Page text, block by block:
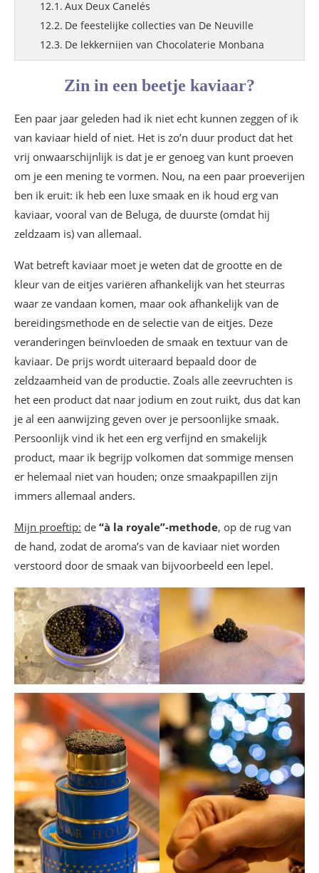
Aux Deux Canelés
De feestelijke collecties van De Neuville
De lekkernijen van Chocolaterie Monbana
‘Noël Merveilleux’ collectie door Réauté
Chocolat
De kerstcollectie van Delacre
La Maison du Chocolat
De chocoladeslakken van het huis Lanvin
De kerststronken (Bûches de Noël)
De ijstronken van l’Atelier des Glaces Van Den
Casteele
De kerststronk van Hôtel Waldorf Astoria
Versailles – Trianon Palace
Martin
De Bûches van Hugo & Victor
Kerstdrankjes
Kerstthee en infusies
Le Palais des Thés
Kerstcollectie door Compagnie Coloniale
Champagne en mousserende wijnen
Zoete wijnen
GASTRONOMIE KERSTWEDSTRIJD:
Zin in een beetje kaviaar?
Een paar jaar geleden had ik niet echt kunnen zeggen of ik
van kaviaar hield of niet. Het is zo’n duur product dat het
vrij onwaarschijnlijk is dat je er genoeg van kunt proeven
om je een mening te vormen. Nou, na een paar proeverijen
ben ik eruit: ik heb een luxe smaak en ik houd erg van
kaviaar, vooral van de Beluga, de duurste (omdat hij
zeldzaam is) van allemaal.
Wat betreft kaviaar moet je weten dat de grootte en de
kleur van de eitjes variëren afhankelijk van het steurras
waar ze vandaan komen, maar ook afhankelijk van de
bereidingsmethode en de selectie van de eitjes. Deze
veranderingen beïnvloeden de smaak en textuur van de
kaviaar. De prijs wordt uiteraard bepaald door de
zeldzaamheid van de productie. Zoals alle zeevruchten is
het een product dat naar jodium en zout ruikt, dus dat kan
je al een aanwijzing geven over je persoonlijke smaak.
Persoonlijk vind ik het een erg verfijnd en smakelijk
product, maar ik begrijp volkomen dat sommige mensen
er helemaal niet van houden; onze smaakpapillen zijn
immers allemaal anders.
Mijn proeftip: de “à la royale”-methode, op de rug van
de hand, zodat de aroma’s van de kaviaar niet worden
verstoord door de smaak van bijvoorbeeld een lepel.